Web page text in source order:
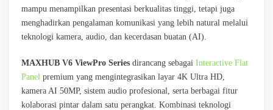
mampu menampilkan presentasi berkualitas tinggi, tetapi juga
menghadirkan pengalaman komunikasi yang lebih natural melalui
teknologi kamera, audio, dan kecerdasan buatan (AI).
MAXHUB V6 ViewPro Series dirancang sebagai Interactive Flat
Panel premium yang mengintegrasikan layar 4K Ultra HD,
kamera AI 50MP, sistem audio profesional, serta berbagai fitur
kolaborasi pintar dalam satu perangkat. Kombinasi teknologi